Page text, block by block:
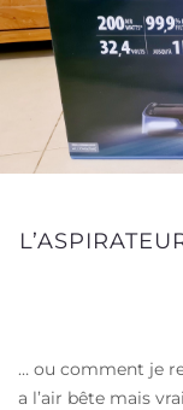
… ou comment je
a l’air bête mais